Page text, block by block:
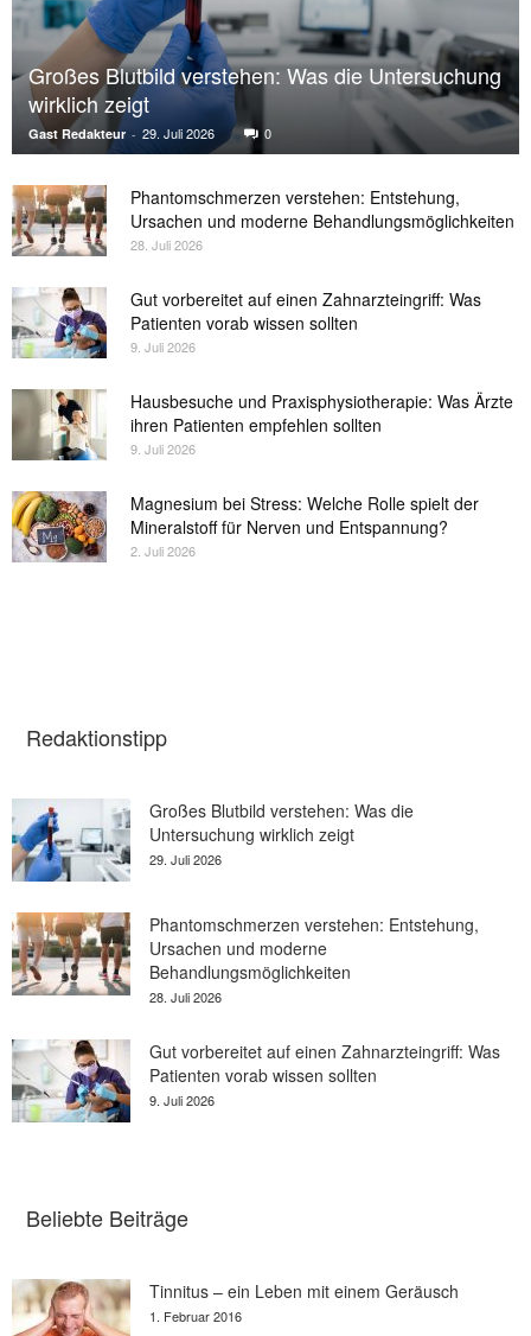
Großes Blutbild verstehen: Was die Untersuchung
wirklich zeigt
Gast Redakteur - 29. Juli 2026 0
Phantomschmerzen verstehen: Entstehung,
Ursachen und moderne Behandlungsmöglichkeiten
28. Juli 2026
Gut vorbereitet auf einen Zahnarzteingriff: Was
Patienten vorab wissen sollten
9. Juli 2026
Hausbesuche und Praxisphysiotherapie: Was Ärzte
ihren Patienten empfehlen sollten
9. Juli 2026
Magnesium bei Stress: Welche Rolle spielt der
Mineralstoff für Nerven und Entspannung?
2. Juli 2026
Redaktionstipp
Großes Blutbild verstehen: Was die
Untersuchung wirklich zeigt
29. Juli 2026
Phantomschmerzen verstehen: Entstehung,
Ursachen und moderne
Behandlungsmöglichkeiten
28. Juli 2026
Gut vorbereitet auf einen Zahnarzteingriff: Was
Patienten vorab wissen sollten
9. Juli 2026
Beliebte Beiträge
Tinnitus – ein Leben mit einem Geräusch
1. Februar 2016